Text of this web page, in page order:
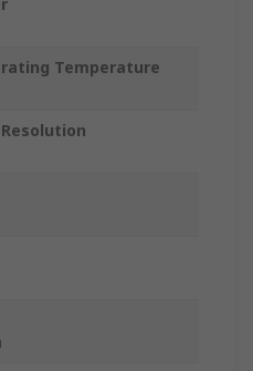
Temperature